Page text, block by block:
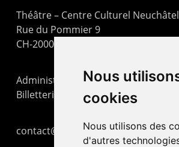
Nous
cookies
Nous utilisons des
d'autres
Théâtre – Centre Culturel
Rue du Pommier 9
CH-2000 Neuchâtel
Administration : +41 32 725 03 03
Billetterie : +41 32 725 05 05
contact@lepommier.ch